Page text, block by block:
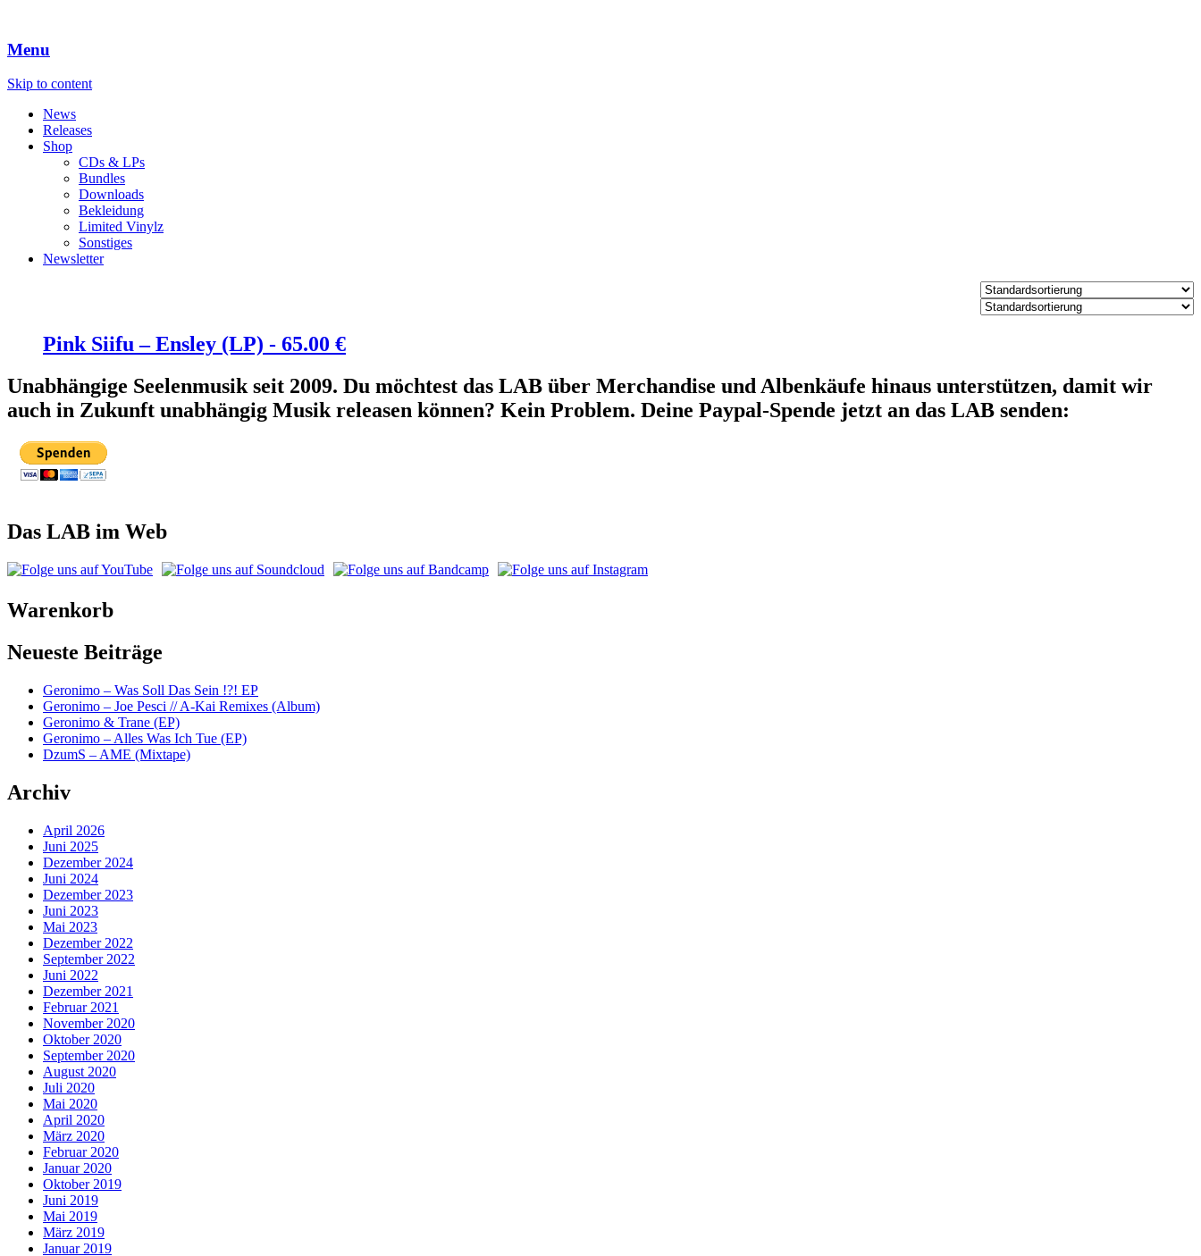
Menu
Skip to content
News
Releases
Shop
CDs & LPs
Bundles
Downloads
Bekleidung
Limited Vinylz
Sonstiges
Newsletter
Pink Siifu – Ensley (LP) - 65.00 €
Unabhängige Seelenmusik seit 2009. Du möchtest das LAB über Merchandise und Albenkäufe hinaus unterstützen, damit wir
auch in Zukunft unabhängig Musik releasen können? Kein Problem. Deine Paypal-Spende jetzt an das LAB senden:
Das LAB im Web
Warenkorb
Neueste Beiträge
Geronimo – Was Soll Das Sein !?! EP
Geronimo – Joe Pesci // A-Kai Remixes (Album)
Geronimo & Trane (EP)
Geronimo – Alles Was Ich Tue (EP)
DzumS – AME (Mixtape)
Archiv
April 2026
Juni 2025
Dezember 2024
Juni 2024
Dezember 2023
Juni 2023
Mai 2023
Dezember 2022
September 2022
Juni 2022
Dezember 2021
Februar 2021
November 2020
Oktober 2020
September 2020
August 2020
Juli 2020
Mai 2020
April 2020
März 2020
Februar 2020
Januar 2020
Oktober 2019
Juni 2019
Mai 2019
März 2019
Januar 2019